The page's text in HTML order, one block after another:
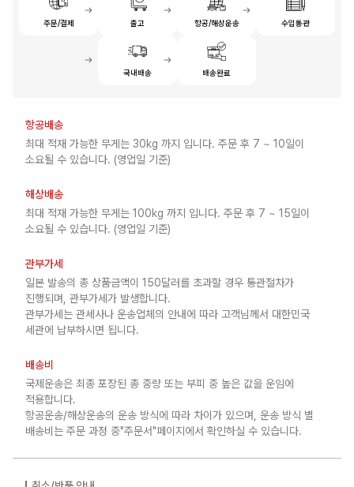
주문/결제 출고 항공/해상운송 수입통관
국내배송 배송완료
항공배송
최대 적재 가능한 무게는 30kg 까지 입니다. 주문 후 7 ~ 10일이
소요될 수 있습니다. (영업일 기준)
해상배송
최대 적재 가능한 무게는 100kg 까지 입니다. 주문 후 7 ~ 15일이
소요될 수 있습니다. (영업일 기준)
관부가세
일본 발송의 총 상품금액이 150달러를 초과할 경우 통관절차가
진행되며, 관부가세가 발생합니다.
관부가세는 관세사나 운송업체의 안내에 따라 고객님께서 대한민국
세관에 납부하시면 됩니다.
배송비
국제운송은 최종 포장된 총 중량 또는 부피 중 높은 값을 운임에
적용합니다.
항공운송/해상운송의 운송 방식에 따라 차이가 있으며, 운송 방식 별
배송비는 주문 과정 중"주문서"페이지에서 확인하실 수 있습니다.